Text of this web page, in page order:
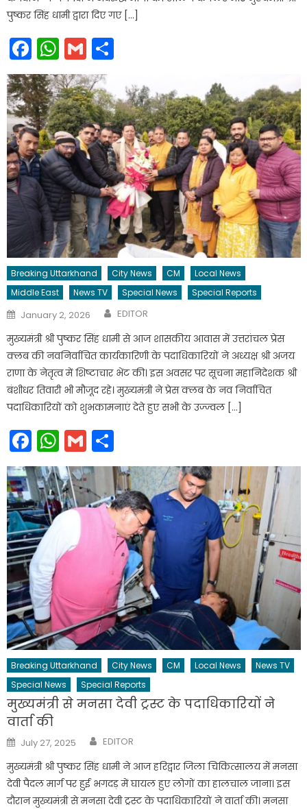
पुष्कर सिंह धामी द्वारा दिए गए […]
Facebook
WhatsApp
Gmail
Breaking Uttarkhand City News CM
Local News
Middle East
News TV Special News Special Reports
Posted
on
January 2, 2026 Author
EDITOR
मुख्यमंत्री श्री पुष्कर सिंह धामी से आज शासकीय आवास में उत्तरांचल प्रेस
क्लब की नवनिर्वाचित कार्यकारिणी के पदाधिकारियों ने अध्यक्ष श्री अजय
राणा के नेतृत्व में शिष्टाचार भेंट की। इस अवसर पर सूचना महानिदेशक श्री
बंशीधर तिवारी भी मौजूद रहे। मुख्यमंत्री ने प्रेस क्लब के नव निर्वाचित
पदाधिकारियों को शुभकामनाएं देते हुए सभी के उज्ज्वल […]
Facebook
WhatsApp
Gmail
Breaking Uttarkhand City News CM Local News
News TV
Special News
Special Reports
मुख्यमंत्री से मनसा देवी ट्रस्ट के पदाधिकारियों ने
वार्ता की
Posted
on
July 27, 2025 Author
EDITOR
मुख्यमंत्री श्री पुष्कर सिंह धामी ने आज हरिद्वार जिला चिकित्सालय में मनसा
देवी पैदल मार्ग पर हुई भगदड़ में घायल हुए लोगों का हालचाल जाना। इस
दौरान मुख्यमंत्री से मनसा देवी ट्रस्ट के पदाधिकारियों ने वार्ता की। मनसा